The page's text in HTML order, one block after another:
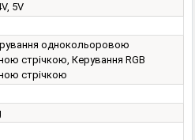
5V
однокольоровою
стрічкою, Керування RGB
стрічкою